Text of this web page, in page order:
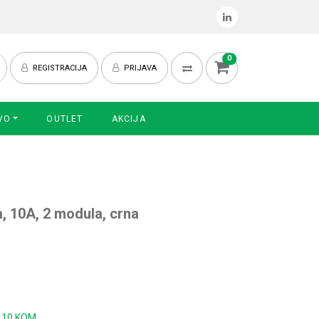
REGISTRACIJA PRIJAVA
0
OUTLET AKCIJA
10A, 2 modula, crna